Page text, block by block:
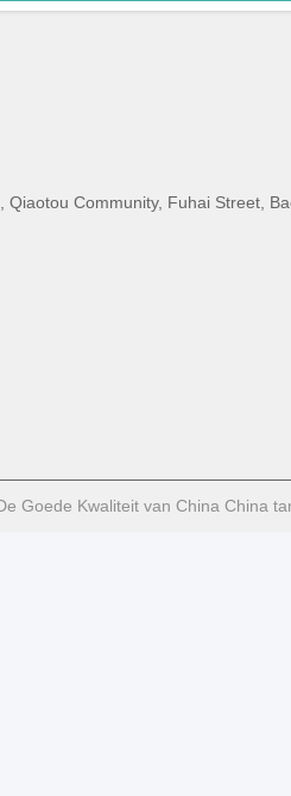
Qiaotou Community, Fuhai Street,
Goede Kwaliteit van China China